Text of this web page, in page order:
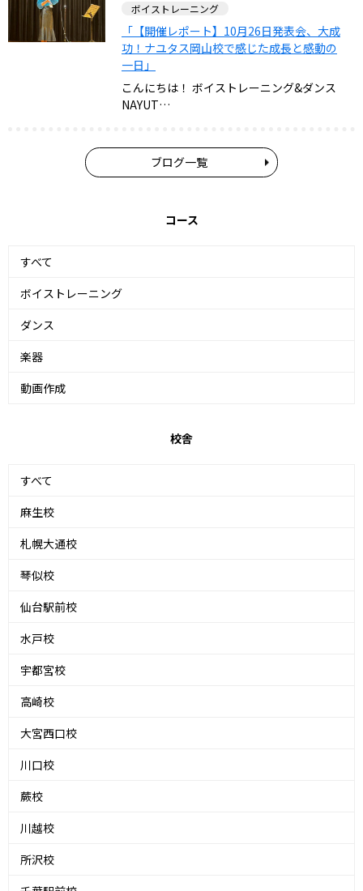
ボイストレーニング
「【開催レポート】10月26日発表会、大成
功！ナユタス岡山校で感じた成長と感動の
一日」
こんにちは！ ボイストレーニング&ダンス
NAYUT…
ブログ一覧
コース
すべて
ボイストレーニング
ダンス
楽器
動画作成
校舎
すべて
麻生校
札幌大通校
琴似校
仙台駅前校
水戸校
宇都宮校
高崎校
大宮西口校
川口校
蕨校
川越校
所沢校